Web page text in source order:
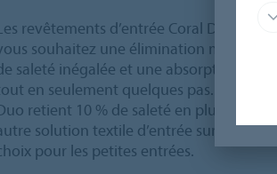
revêtements d’entrée Coral Duo sont
souhaitez une élimination maximale
saleté inégalée et une absorption
en seulement quelques pas. Des
retient 10 % de saleté en plus dans
solution textile d’entrée sur le
pour les petites entrées.